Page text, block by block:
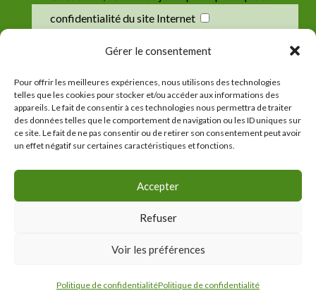
Gérer le consentement
Pour offrir les meilleures expériences, nous utilisons des technologies
telles que les cookies pour stocker et/ou accéder aux informations des
appareils. Le fait de consentir à ces technologies nous permettra de traiter
des données telles que le comportement de navigation ou les ID uniques sur
ce site. Le fait de ne pas consentir ou de retirer son consentement peut avoir
un effet négatif sur certaines caractéristiques et fonctions.
Accepter
Refuser
Voir les préférences
Politique de confidentialitéPolitique de confidentialité
confidentialité du site Internet
Chapelle Saint-Jaoua⁃Mentions légales